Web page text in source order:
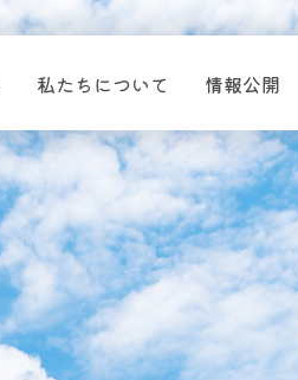
私たちについて 情報公開